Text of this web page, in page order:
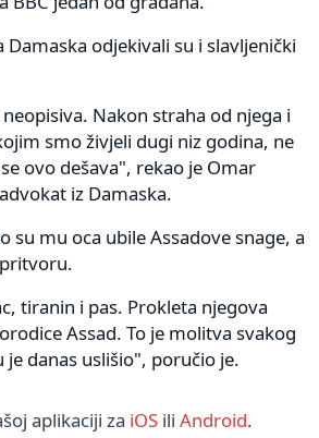
odjekivali su i slavljenički
Nakon straha od njega i
smo živjeli dugi niz godina, ne
ovo dešava", rekao je Omar
iz Damaska.
su mu oca ubile Assadove snage, a
tiranin i pas. Prokleta njegova
Assad. To je molitva svakog
je danas uslišio", poručio je.
aplikaciji za iOS ili Android.